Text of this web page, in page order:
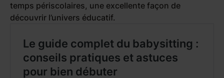
temps périscolaires, une excellente façon de
découvrir l’univers éducatif.